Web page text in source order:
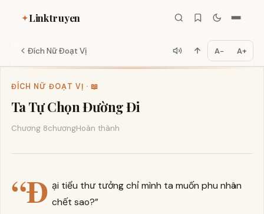
✦Linktruyen
Đích Nữ Đoạt Vị A− A+
ĐÍCH NỮ ĐOẠT VỊ · 📖
Ta Tự Chọn Đường Đi
Chương 8chươngHoàn thành
“Đ ại tiểu thư tưởng chỉ mình ta muốn phu nhân
chết sao?”